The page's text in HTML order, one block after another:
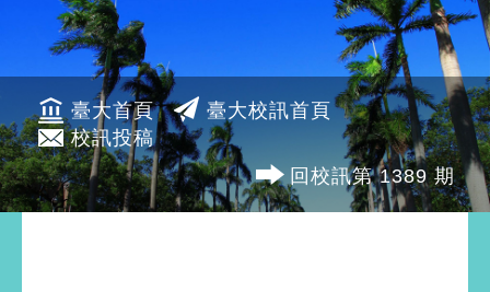
臺大首頁
臺大校訊首頁
校訊投稿
回校訊第 1389 期